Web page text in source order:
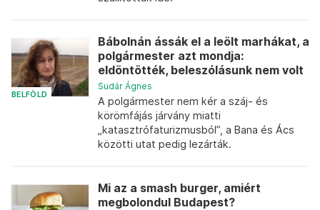
BELFÖLD
Bábolnán ássák el a leölt marhákat, a
polgármester azt mondja:
eldöntötték, beleszólásunk nem volt
Sudár Ágnes
A polgármester nem kér a száj- és
körömfájás járvány miatti
„katasztrófaturizmusból”, a Bana és Ács
közötti utat pedig lezárták.
Mi az a smash burger, amiért
megbolondul Budapest?